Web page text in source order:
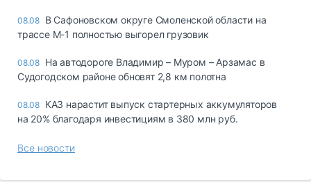
08.08 В Сафоновском округе Смоленской области на
трассе М-1 полностью выгорел грузовик
08.08 На автодороге Владимир – Муром – Арзамас в
Судогодском районе обновят 2,8 км полотна
08.08 КАЗ нарастит выпуск стартерных аккумуляторов
на 20% благодаря инвестициям в 380 млн руб.
Все новости